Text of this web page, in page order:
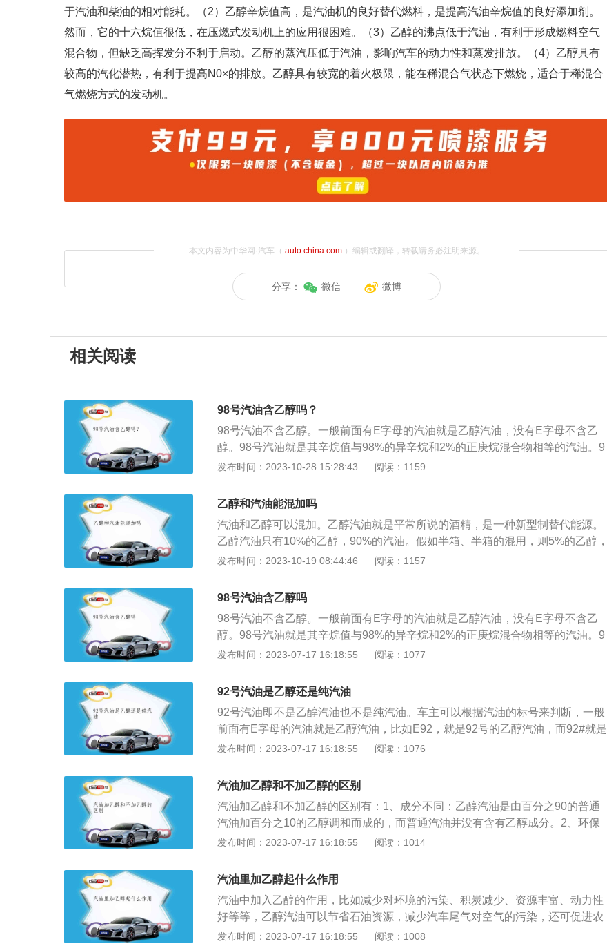
于汽油和柴油的相对能耗。（2）乙醇辛烷值高，是汽油机的良好替代燃料，是提高汽油辛烷值的良好添加剂。
然而，它的十六烷值很低，在压燃式发动机上的应用很困难。（3）乙醇的沸点低于汽油，有利于形成燃料空气
混合物，但缺乏高挥发分不利于启动。乙醇的蒸汽压低于汽油，影响汽车的动力性和蒸发排放。（4）乙醇具有
较高的汽化潜热，有利于提高N0×的排放。乙醇具有较宽的着火极限，能在稀混合气状态下燃烧，适合于稀混合
气燃烧方式的发动机。
本文内容为中华网·汽车（ auto.china.com）编辑或翻译，转载请务必注明来源。
分享： 微信 微博
相关阅读
98号汽油含乙醇吗？
98号汽油不含乙醇。一般前面有E字母的汽油就是乙醇汽油，没有E字母不含乙
醇。98号汽油就是其辛烷值与98%的异辛烷和2%的正庚烷混合物相等的汽油。9
8号汽油的优点是“两高两低”，即抗爆性和动力性更高，而汽油中的有害物质和尾
（俗称汽油标号），同时对汽油各种化学成分的含量都有严格的规定。如果烯烃
的含量过高，汽油不能完全燃烧，从而产生一种胶状物质，聚积在进气歧管及气
门导管部位。在发动机处于正常工作温度时，无异常现象；而当发动机熄火冷却
一段时间后，这些胶质会把气门粘在气门导管内。这时起动发动机，就会发生顶
气门现象。并不是标号越高越好，应根据厂商车辆说明书中推荐的汽油标号使
发布时间：2023-10-28 15:28:43 阅读：1159
乙醇和汽油能混加吗
汽油和乙醇可以混加。乙醇汽油就是平常所说的酒精，是一种新型制替代能源。
乙醇汽油只有10%的乙醇，90%的汽油。假如半箱、半箱的混用，则5%的乙醇，
95%的汽油。但是乙醇溶解性比较好，也许会把油箱里多年的沉积杂质翻上来，
能和质量，从而降低一氧化碳等主要气体污染物的排放。但是车主满放心它不会
影响汽车的行驶性能，还能进一步减少有害气体的排放量；乙醇汽油作为一种新
型清洁燃料非常的环宝是世界度上可再生能源的发展重点，符合我国能源替代战
略和可再生能源发展方向。
发布时间：2023-10-19 08:44:46 阅读：1157
98号汽油含乙醇吗
98号汽油不含乙醇。一般前面有E字母的汽油就是乙醇汽油，没有E字母不含乙
醇。98号汽油就是其辛烷值与98%的异辛烷和2%的正庚烷混合物相等的汽油。9
8号汽油的优点是“两高两低”，即抗爆性和动力性更高，而汽油中的有害物质和尾
（俗称汽油标号），同时对汽油各种化学成分的含量都有严格的规定。如果烯烃
的含量过高，汽油不能完全燃烧，从而产生一种胶状物质，聚积在进气歧管及气
门导管部位。在发动机处于正常工作温度时，无异常现象；而当发动机熄火冷却
一段时间后，这些胶质会把气门粘在气门导管内。这时起动发动机，就会发生顶
气门现象。并不是标号越高越好，应根据厂商车辆说明书中推荐的汽油标号使
发布时间：2023-07-17 16:18:55 阅读：1077
92号汽油是乙醇还是纯汽油
92号汽油即不是乙醇汽油也不是纯汽油。车主可以根据汽油的标号来判断，一般
前面有E字母的汽油就是乙醇汽油，比如E92，就是92号的乙醇汽油，而92#就是
不含乙醇的汽油，其他标号的汽油也是一样的。以下是关于三种汽油的相关介
油，有92、95、98等标号，这些数字所标定的就是汽油的辛烷值，代表汽油的抗
爆性，与汽油的清洁程度毫无关联。2、乙醇汽油：乙醇汽油是一种由粮食及各
种植物纤维加工成的燃料乙醇和普通汽油按一定比例混配形成的新型替代能源，
按照国家标准，乙醇汽油是用90%的普通汽油与10%的燃料乙醇调和而成。3、
纯汽油：纯汽油就是没有任何添加物的汽油，称为纯汽油。
发布时间：2023-07-17 16:18:55 阅读：1076
汽油加乙醇和不加乙醇的区别
汽油加乙醇和不加乙醇的区别有：1、成分不同：乙醇汽油是由百分之90的普通
汽油加百分之10的乙醇调和而成的，而普通汽油并没有含有乙醇成分。2、环保
程度不同：乙醇汽油对环境更加友好，可以显著降低汽车尾气的排放，从而降低
热值比普通汽油要低一些，大概比普通汽油要低百分之40左右，也因为如此，乙
醇汽油在动力性和燃油经济性上要比普通汽油差一些。4、可再生性不同：乙醇
汽油中的乙醇成分属于可再生能源，而普通汽油是不可再生能源。5、水溶性不
同：乙醇汽油的水溶性很好，可以很容易和水融合，而汽油的水溶性就差一点，
无法和水互溶。6、抗爆性不同：乙醇汽油油耗比纯汽油略高，但是辛烷值略
发布时间：2023-07-17 16:18:55 阅读：1014
汽油里加乙醇起什么作用
汽油中加入乙醇的作用，比如减少对环境的污染、积炭减少、资源丰富、动力性
好等等，乙醇汽油可以节省石油资源，减少汽车尾气对空气的污染，还可促进农
业的生产。乙醇属于可再生能源，是由高粱、玉米薯类等经过发酵而制得。它不
发布时间：2023-07-17 16:18:55 阅读：1008